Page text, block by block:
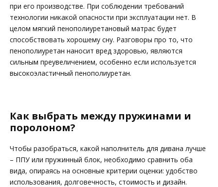
при его производстве. При соблюдении требований
технологии никакой опасности при эксплуатации нет. В
целом мягкий пенополиуретановый матрас будет
способствовать хорошему сну. Разговоры про то, что
пенополиуретан наносит вред здоровью, являются
сильным преувеличением, особенно если используется
высокоэластичный пенополиуретан.
Как выбрать между пружинами и
поролоном?
Чтобы разобраться, какой наполнитель для дивана лучше
– ППУ или пружинный блок, необходимо сравнить оба
вида, опираясь на основные критерии оценки: удобство
использования, долговечность, стоимость и дизайн.